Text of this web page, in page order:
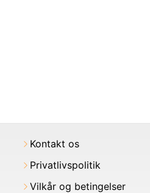
Kontakt os
Privatlivspolitik
Vilkår og betingelser